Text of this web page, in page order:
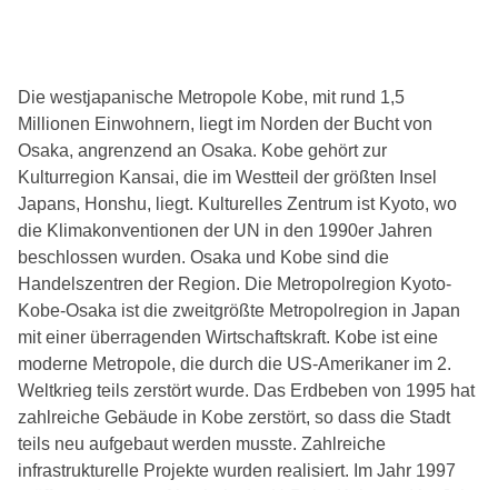
Die westjapanische Metropole Kobe, mit rund 1,5
Millionen Einwohnern, liegt im Norden der Bucht von
Osaka, angrenzend an Osaka. Kobe gehört zur
Kulturregion Kansai, die im Westteil der größten Insel
Japans, Honshu, liegt. Kulturelles Zentrum ist Kyoto, wo
die Klimakonventionen der UN in den 1990er Jahren
beschlossen wurden. Osaka und Kobe sind die
Handelszentren der Region. Die Metropolregion Kyoto-
Kobe-Osaka ist die zweitgrößte Metropolregion in Japan
mit einer überragenden Wirtschaftskraft. Kobe ist eine
moderne Metropole, die durch die US-Amerikaner im 2.
Weltkrieg teils zerstört wurde. Das Erdbeben von 1995 hat
zahlreiche Gebäude in Kobe zerstört, so dass die Stadt
teils neu aufgebaut werden musste. Zahlreiche
infrastrukturelle Projekte wurden realisiert. Im Jahr 1997